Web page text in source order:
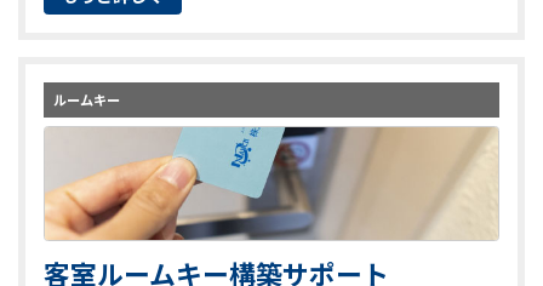
ルームキー
客室ルームキー構築サポート